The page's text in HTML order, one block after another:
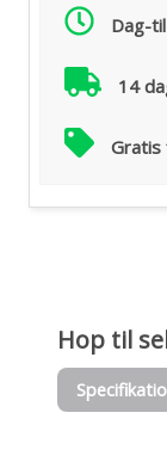
Dag-
14
Gratis
Hop til